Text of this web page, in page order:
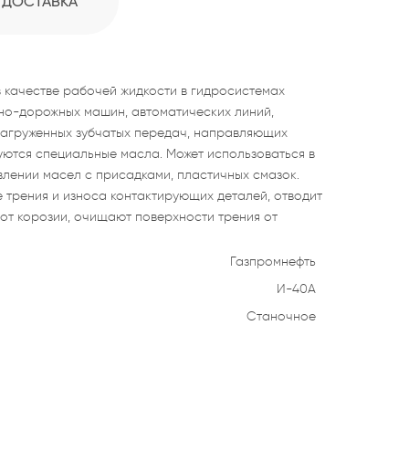
рабочей жидкости в гидросистемах
дорожных машин, автоматических линий,
зубчатых передач, направляющих
специальные масла. Может использоваться в
масел с присадками, пластичных смазок.
и износа контактирующих деталей, отводит
корозии, очищают поверхности трения от
Газпромнефть
И-40А
Станочное